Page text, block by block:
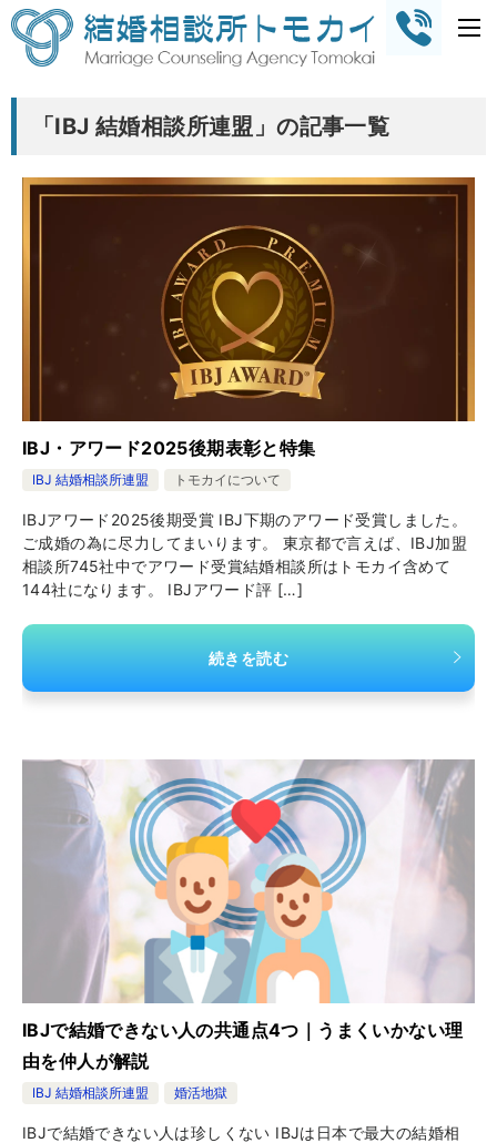
「IBJ 結婚相談所連盟」の記事一覧
IBJ・アワード2025後期表彰と特集
IBJ 結婚相談所連盟 トモカイについて
IBJアワード2025後期受賞 IBJ下期のアワード受賞しました。
ご成婚の為に尽力してまいります。 東京都で言えば、IBJ加盟
相談所745社中でアワード受賞結婚相談所はトモカイ含めて
144社になります。 IBJアワード評 […]
続きを読む
IBJで結婚できない人の共通点4つ｜うまくいかない理
由を仲人が解説
IBJ 結婚相談所連盟 婚活地獄
IBJで結婚できない人は珍しくない IBJは日本で最大の結婚相